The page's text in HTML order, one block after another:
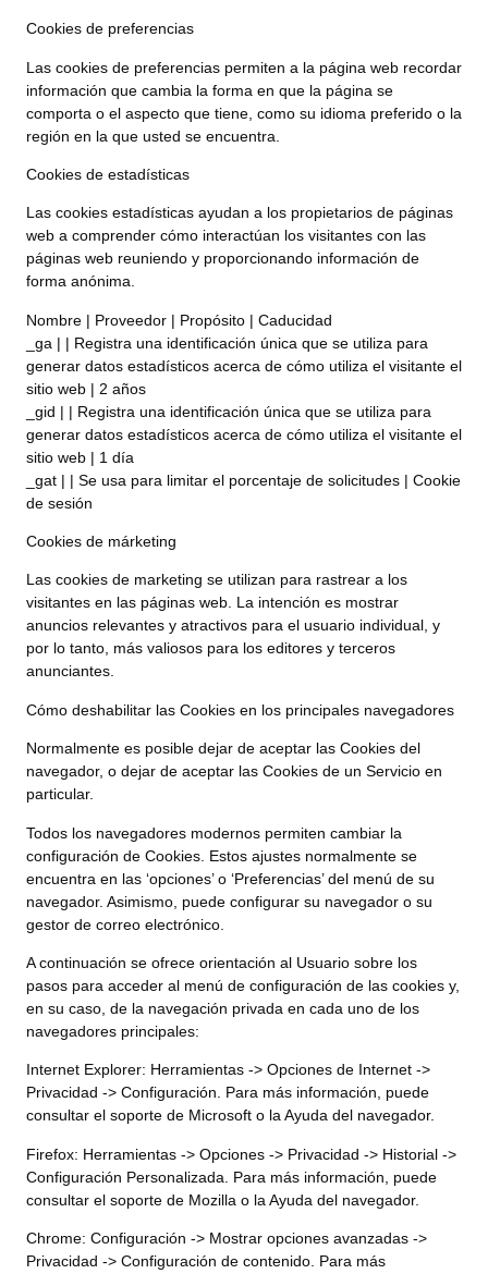
Cookies de preferencias
Las cookies de preferencias permiten a la página web recordar
información que cambia la forma en que la página se
comporta o el aspecto que tiene, como su idioma preferido o la
región en la que usted se encuentra.
Cookies de estadísticas
Las cookies estadísticas ayudan a los propietarios de páginas
web a comprender cómo interactúan los visitantes con las
páginas web reuniendo y proporcionando información de
forma anónima.
Nombre | Proveedor | Propósito | Caducidad
_ga | | Registra una identificación única que se utiliza para
generar datos estadísticos acerca de cómo utiliza el visitante el
sitio web | 2 años
_gid | | Registra una identificación única que se utiliza para
generar datos estadísticos acerca de cómo utiliza el visitante el
sitio web | 1 día
_gat | | Se usa para limitar el porcentaje de solicitudes | Cookie
de sesión
Cookies de márketing
Las cookies de marketing se utilizan para rastrear a los
visitantes en las páginas web. La intención es mostrar
anuncios relevantes y atractivos para el usuario individual, y
por lo tanto, más valiosos para los editores y terceros
anunciantes.
Cómo deshabilitar las Cookies en los principales navegadores
Normalmente es posible dejar de aceptar las Cookies del
navegador, o dejar de aceptar las Cookies de un Servicio en
particular.
Todos los navegadores modernos permiten cambiar la
configuración de Cookies. Estos ajustes normalmente se
encuentra en las ‘opciones’ o ‘Preferencias’ del menú de su
navegador. Asimismo, puede configurar su navegador o su
gestor de correo electrónico.
A continuación se ofrece orientación al Usuario sobre los
pasos para acceder al menú de configuración de las cookies y,
en su caso, de la navegación privada en cada uno de los
navegadores principales:
Internet Explorer: Herramientas -> Opciones de Internet ->
Privacidad -> Configuración. Para más información, puede
consultar el soporte de Microsoft o la Ayuda del navegador.
Firefox: Herramientas -> Opciones -> Privacidad -> Historial ->
Configuración Personalizada. Para más información, puede
consultar el soporte de Mozilla o la Ayuda del navegador.
Chrome: Configuración -> Mostrar opciones avanzadas ->
Privacidad -> Configuración de contenido. Para más